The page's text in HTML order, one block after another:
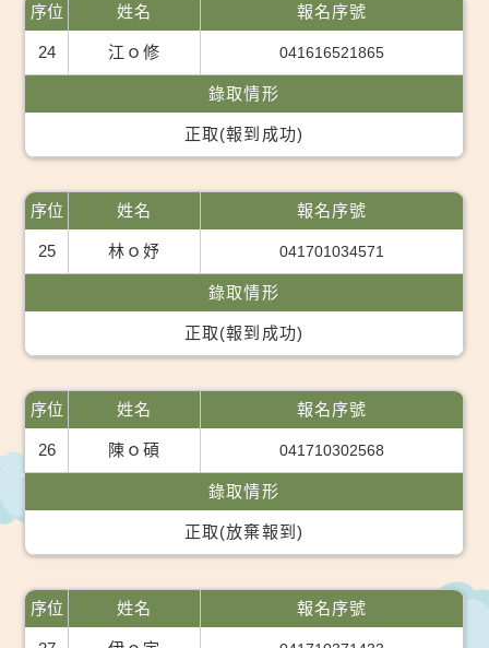
序位
24
姓名
江ｏ修
報名序號
041616521865
錄取情形
正取(報到成功)
序位
25
姓名
林ｏ妤
報名序號
041701034571
錄取情形
正取(報到成功)
序位
26
姓名
陳ｏ碩
報名序號
041710302568
錄取情形
正取(放棄報到)
序位 姓名 報名序號